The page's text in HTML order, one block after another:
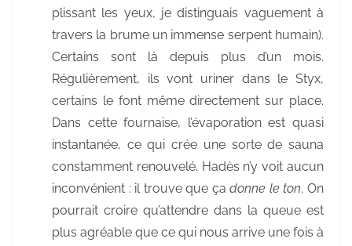
plissant les yeux, je distinguais vaguement à
travers la brume un immense serpent humain).
Certains sont là depuis plus d’un mois.
Régulièrement, ils vont uriner dans le Styx,
certains le font même directement sur place.
Dans cette fournaise, l’évaporation est quasi
instantanée, ce qui crée une sorte de sauna
constamment renouvelé. Hadès n’y voit aucun
inconvénient : il trouve que çadonne le ton. On
pourrait croire qu’attendre dans la queue est
plus agréable que ce qui nous arrive une fois à